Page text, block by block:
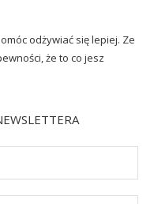
odżywiać się lepiej. Ze
że to co jesz